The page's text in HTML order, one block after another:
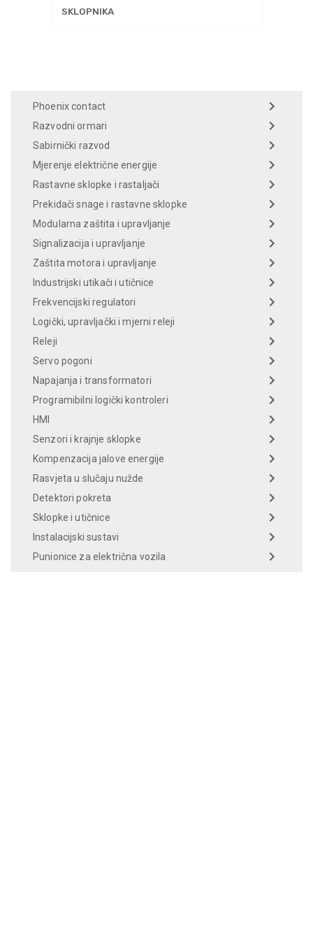
SKLOPNIKA
Phoenix contact
Razvodni ormari
Sabirnički razvod
Mjerenje električne energije
Rastavne sklopke i rastaljači
Prekidači snage i rastavne sklopke
Modularna zaštita i upravljanje
Signalizacija i upravljanje
Zaštita motora i upravljanje
Industrijski utikači i utičnice
Frekvencijski regulatori
Logički, upravljački i mjerni releji
Releji
Servo pogoni
Napajanja i transformatori
Programibilni logički kontroleri
HMI
Senzori i krajnje sklopke
Kompenzacija jalove energije
Rasvjeta u slučaju nužde
Detektori pokreta
Sklopke i utičnice
Instalacijski sustavi
Punionice za električna vozila